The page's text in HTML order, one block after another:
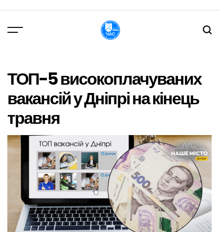
вмісту
ТОП-5 високоплачуваних
вакансій у Дніпрі на кінець
травня